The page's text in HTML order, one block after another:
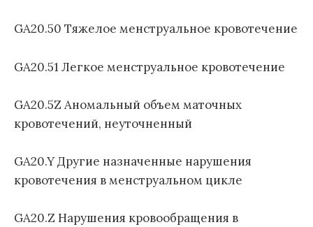
GA20.50 Тяжелое менструальное кровотечение
GA20.51 Легкое менструальное кровотечение
GA20.5Z Аномальный объем маточных
кровотечений, неуточненный
GA20.Y Другие назначенные нарушения
кровотечения в менструальном цикле
GA20.Z Нарушения кровообращения в